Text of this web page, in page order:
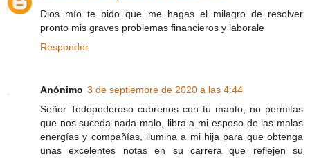
Dios mío te pido que me hagas el milagro de resolver
pronto mis graves problemas financieros y laborale
Responder
Anónimo 3 de septiembre de 2020 a las 4:44
Señor Todopoderoso cubrenos con tu manto, no permitas
que nos suceda nada malo, libra a mi esposo de las malas
energías y compañías, ilumina a mi hija para que obtenga
unas excelentes notas en su carrera que reflejen su